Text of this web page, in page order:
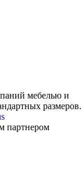
мебелью и
размеров.
партнером